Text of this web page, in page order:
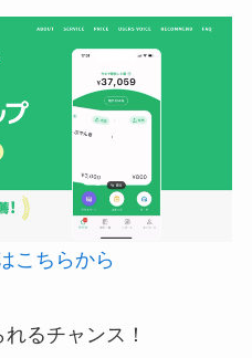
こちらから
るチャンス！